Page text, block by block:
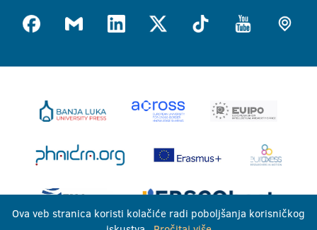
Ova veb stranica koristi kolačiće radi poboljšanja korisničkog